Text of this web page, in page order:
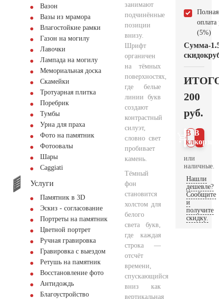
Вазон
Вазы из мрамора
Влагостойкие рамки
Газон на могилу
Лавочки
Лампада на могилу
Мемориальная доска
Скамейки
Тротуарная плитка
Поребрик
Тумбы
Урна для праха
Фото на памятник
Фотоовалы
Шары
Сaggiati
Услуги
Памятник в 3D
Эскиз - согласование
Портреты на памятник
Цветной портрет
Ручная гравировка
Гравировка с выездом
Ретушь на памятник
Восстановление фото
Антидождь
Благоустройство
занимают
подчинённые
позиции
внизу.
Шрифт
органичен
на тёмных
поверхностях,
где белые
линии букв
создают
контрастный
силуэт,
словно свет
пробивает
камень.
Тёмный
фон
становится
холстом для
белого
света букв,
где каждая
строка —
отсчёт
времени,
спускающийся
вниз как
вертикальная
Полная
оплата
(5%)
Сумма
скидок
-
200
руб.
В
В 1
клик
или
наличные.
Нашли
дешевле?
Сообщите
и
получите
скидку.